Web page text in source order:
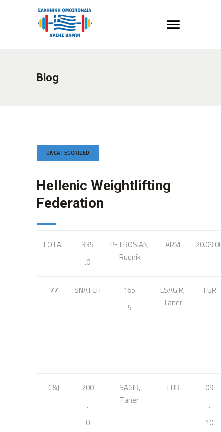
Blog
UNCATEGORIZED
Hellenic Weightlifting
Federation
TOTAL
335
.0
PETROSIAN,
Rudnik
ARM
77 SNATCH
165.
5
LSAGIR,
Taner
TUR
C&J
200
.
0
SAGIR,
Taner
TUR
09
.
10